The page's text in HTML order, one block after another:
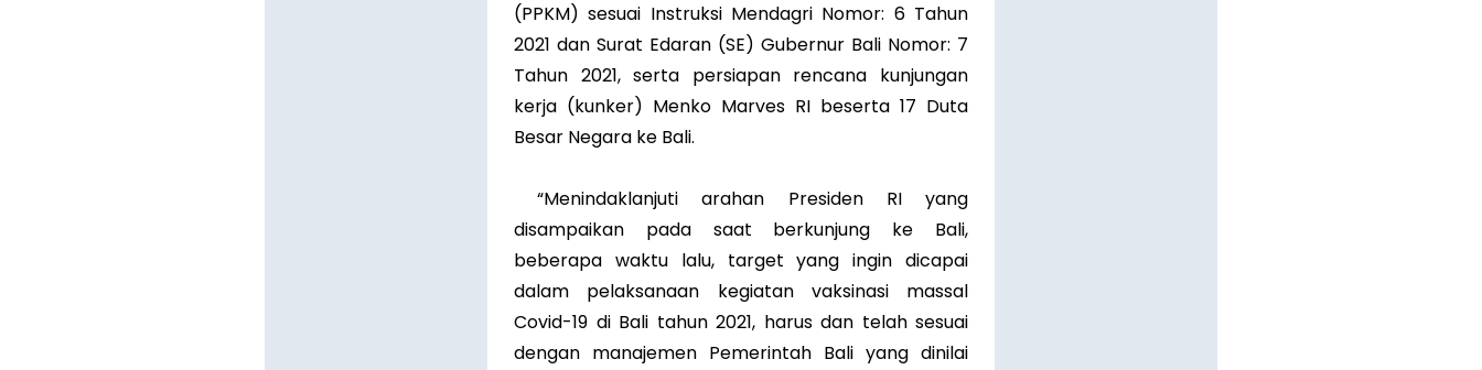
(PPKM) sesuai Instruksi Mendagri Nomor: 6 Tahun
2021 dan Surat Edaran (SE) Gubernur Bali Nomor: 7
Tahun 2021, serta persiapan rencana kunjungan
kerja (kunker) Menko Marves RI beserta 17 Duta
Besar Negara ke Bali.
“Menindaklanjuti arahan Presiden RI yang
disampaikan pada saat berkunjung ke Bali,
beberapa waktu lalu, target yang ingin dicapai
dalam pelaksanaan kegiatan vaksinasi massal
Covid-19 di Bali tahun 2021, harus dan telah sesuai
dengan manajemen Pemerintah Bali yang dinilai